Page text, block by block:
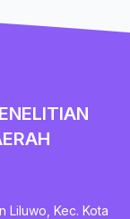
Liluwo, Kec. Kota